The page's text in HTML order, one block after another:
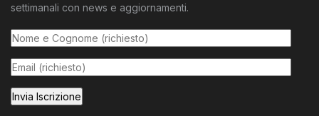
settimanali con news e aggiornamenti.